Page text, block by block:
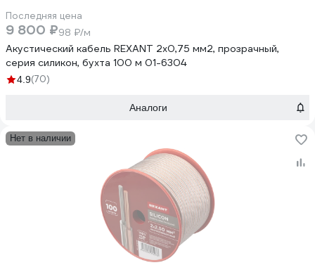
Последняя цена
9 800 ₽98 ₽/м
Акустический кабель REXANT 2х0,75 мм2, прозрачный,
серия силикон, бухта 100 м 01-6304
4.9(70)
Аналоги
Нет в наличии